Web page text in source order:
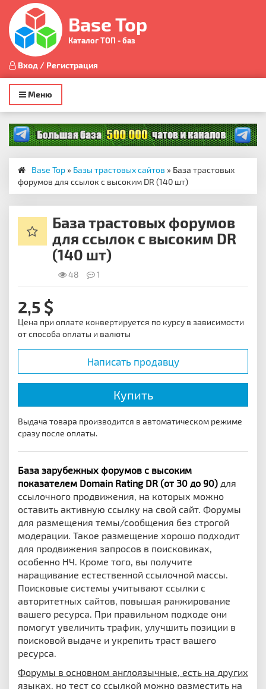
Base Top
Каталог ТОП - баз
Вход / Регистрация
Toggle
navigation
Меню
Base Top » Базы трастовых сайтов » База трастовых
форумов для ссылок с высоким DR (140 шт)
База трастовых форумов
для ссылок с высоким DR
(140 шт)
48 1
2,5
Цена при оплате конвертируется по курсу в зависимости
от способа оплаты и валюты
Написать продавцу
Купить
Выдача товара производится в автоматическом режиме
сразу после оплаты.
База зарубежных форумов с высоким
показателем Domain Rating DR (от 30 до 90) для
ссылочного продвижения, на которых можно
оставить активную ссылку на свой сайт. Форумы
для размещения темы/сообщения без строгой
модерации. Такое размещение хорошо подходит
для продвижения запросов в поисковиках,
особенно НЧ. Кроме того, вы получите
наращивание естественной ссылочной массы.
Поисковые системы учитывают ссылки с
авторитетных сайтов, повышая ранжирование
вашего ресурса. При правильном подходе они
помогут увеличить трафик, улучшить позиции в
поисковой выдаче и укрепить траст вашего
ресурса.
Форумы в основном англоязычные, есть на других
языках, но тест со ссылкой можно разместить на